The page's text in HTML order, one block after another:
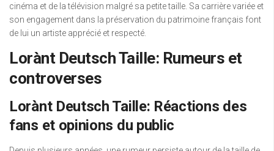
cinéma et de la télévision malgré sa petite taille. Sa carrière variée et
son engagement dans la préservation du patrimoine français font
de lui un artiste apprécié et respecté.
Lorànt Deutsch Taille: Rumeurs et
controverses
Lorànt Deutsch Taille: Réactions des
fans et opinions du public